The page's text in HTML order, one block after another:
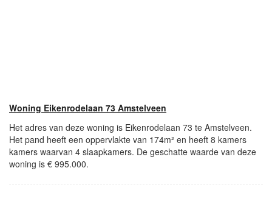
Woning Eikenrodelaan 73 Amstelveen
Het adres van deze woning is Eikenrodelaan 73 te Amstelveen.
Het pand heeft een oppervlakte van 174m² en heeft 8 kamers
kamers waarvan 4 slaapkamers. De geschatte waarde van deze
woning is € 995.000.